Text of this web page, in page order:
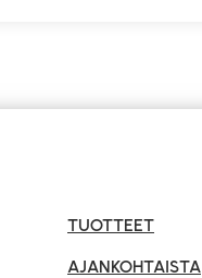
TUOTTEET
AJANKOHTAISTA